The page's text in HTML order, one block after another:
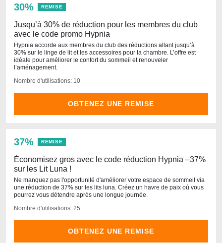
30% REMISE
Jusqu’à 30% de réduction pour les membres du club
avec le code promo Hypnia
Hypnia accorde aux membres du club des réductions allant jusqu’à
30% sur le linge de lit et les accessoires pour la chambre. L’offre est
idéale pour améliorer le confort du sommeil et renouveler
l’aménagement.
Nombre d'utilisations: 10
OBTENEZ UNE REMISE
37% REMISE
Économisez gros avec le code réduction Hypnia –37%
sur les Lit Luna !
Ne manquez pas l'opportunité d'améliorer votre espace de sommeil via
une réduction de 37% sur les lits luna. Créez un havre de paix où vous
pourrez vous détendre après une longue journée.
Nombre d'utilisations: 25
OBTENEZ UNE REMISE